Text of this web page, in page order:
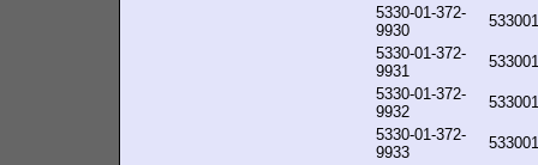
5330-01-372-
9930
5330-01-372-
9931
5330-01-372-
9932
5330-01-372-
9933